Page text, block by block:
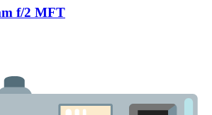
f/2 MFT